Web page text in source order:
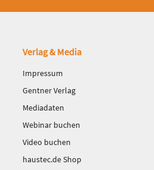
Verlag & Media
Impressum
Gentner Verlag
Mediadaten
Webinar buchen
Video buchen
haustec.de Shop